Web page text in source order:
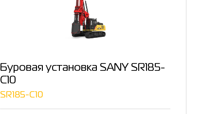
Буровая установка SANY SR185-
C10
SR185-C10